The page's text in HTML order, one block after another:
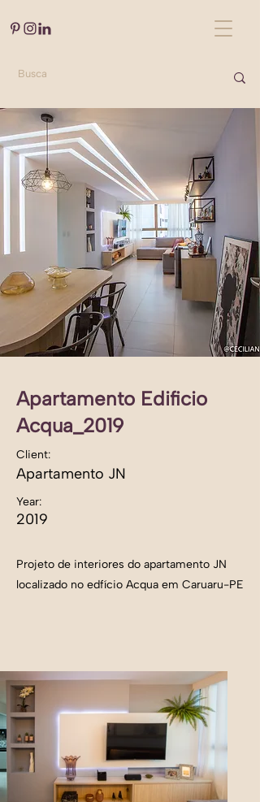
Apartamento Edificio
Acqua_2019
Client:
Apartamento JN
Year:
2019
Projeto de interiores do apartamento JN
localizado no edfício Acqua em Caruaru-PE